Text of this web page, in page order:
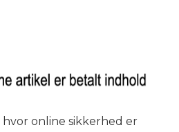
online sikkerhed er